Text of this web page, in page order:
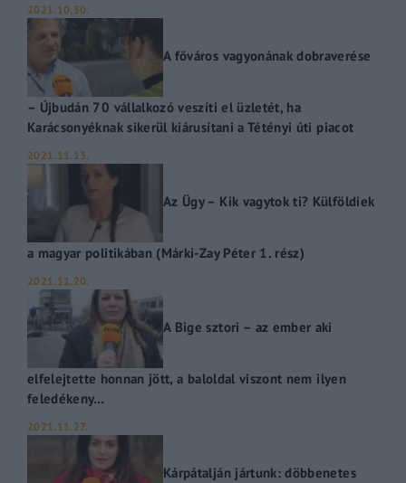
2021.10.30.
A főváros vagyonának dobraverése
– Újbudán 70 vállalkozó veszíti el üzletét, ha
Karácsonyéknak sikerül kiárusítani a Tétényi úti piacot
2021.11.13.
Az Ügy – Kik vagytok ti? Külföldiek
a magyar politikában (Márki-Zay Péter 1. rész)
2021.11.20.
A Bige sztori – az ember aki
elfelejtette honnan jött, a baloldal viszont nem ilyen
feledékeny…
2021.11.27.
Kárpátalján jártunk: döbbenetes